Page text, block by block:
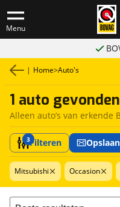
Menu
| Home>Auto's
1 auto gevonden
Alleen auto’s van erkende
3Filteren Opslaan
Mitsubishi Occasion